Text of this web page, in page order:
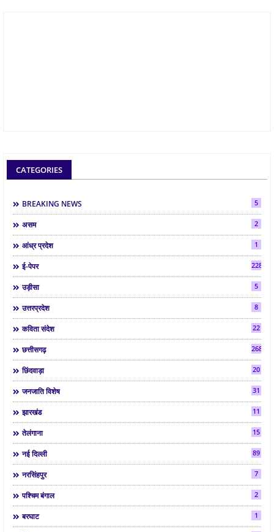
CATEGORIES
BREAKING NEWS 5
असम 2
आंध्र प्रदेश 1
ई-पेपर 2287
उड़ीसा 5
उत्तरप्रदेश 8
कविता संदेश 22
छत्तीसगढ़ 268
छिंदवाड़ा 20
जनजाति विशेष 31
झारखंड 11
तेलंगाना 15
नई दिल्ली 89
नरसिंहपुर 7
पश्चिम बंगाल 2
बरघाट 1